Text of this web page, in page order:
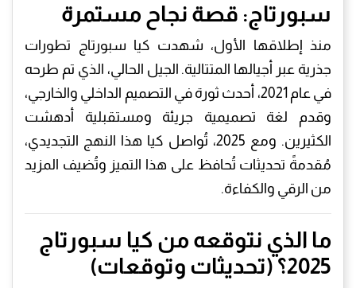
سبورتاج: قصة نجاح مستمرة
منذ إطلاقها الأول، شهدت كيا سبورتاج تطورات
جذرية عبر أجيالها المتتالية. الجيل الحالي، الذي تم طرحه
في عام 2021، أحدث ثورة في التصميم الداخلي والخارجي،
وقدم لغة تصميمية جريئة ومستقبلية أدهشت
الكثيرين. ومع 2025، تُواصل كيا هذا النهج التجديدي،
مُقدمةً تحديثات تُحافظ على هذا التميز وتُضيف المزيد
من الرقي والكفاءة.
ما الذي نتوقعه من كيا سبورتاج
2025؟ (تحديثات وتوقعات)